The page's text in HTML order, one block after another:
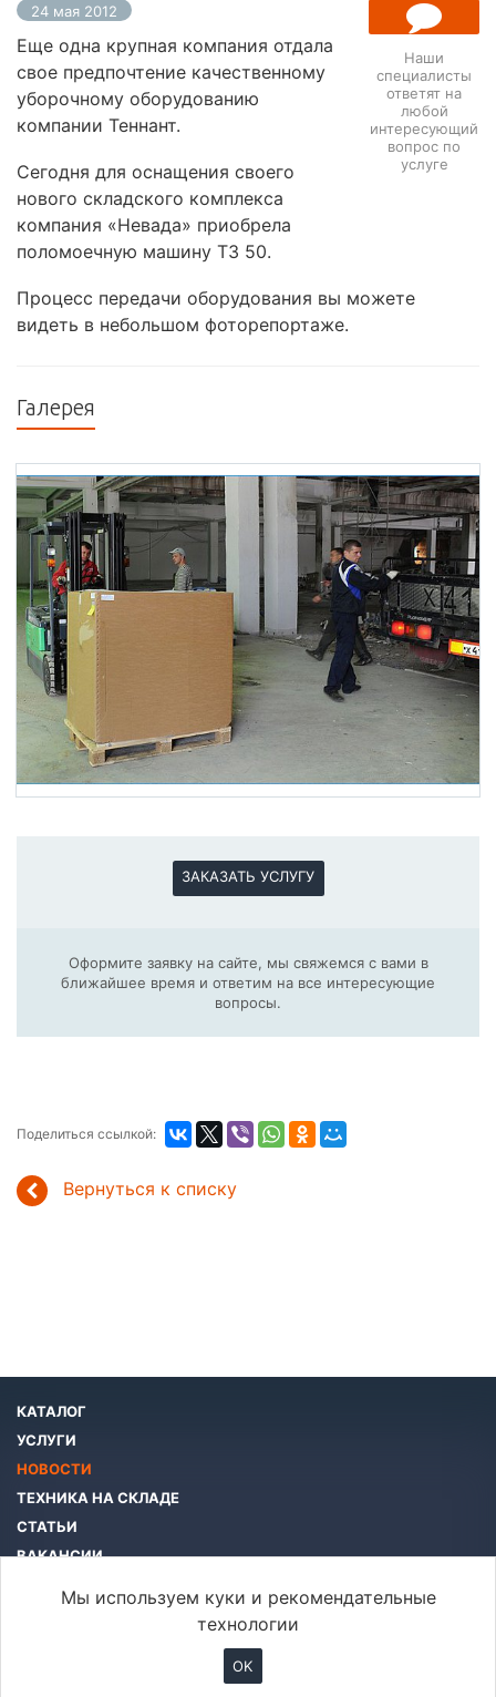
ЗАДАТЬ
ВОПРОС
Наши
специалисты
ответят на
любой
интересующий
вопрос по
услуге
24 мая 2012
Еще одна крупная компания отдала
свое предпочтение качественному
уборочному оборудованию
компании Теннант.
Сегодня для оснащения своего
нового складского комплекса
компания «Невада» приобрела
поломоечную машину Т3 50.
Процесс передачи оборудования вы можете
видеть в небольшом фоторепортаже.
Галерея
ЗАКАЗАТЬ УСЛУГУ
Оформите заявку на сайте, мы свяжемся с вами в
ближайшее время и ответим на все интересующие
вопросы.
Поделиться ссылкой:
Вернуться к списку
КАТАЛОГ
УСЛУГИ
НОВОСТИ
ТЕХНИКА НА СКЛАДЕ
СТАТЬИ
ВАКАНСИИ
Мы используем куки и рекомендательные
технологии
OK